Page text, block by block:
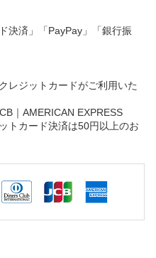
決済」「PayPay」「銀行振
レジットカードがご利用いた
｜AMERICAN EXPRESS
トカード決済は50円以上のお